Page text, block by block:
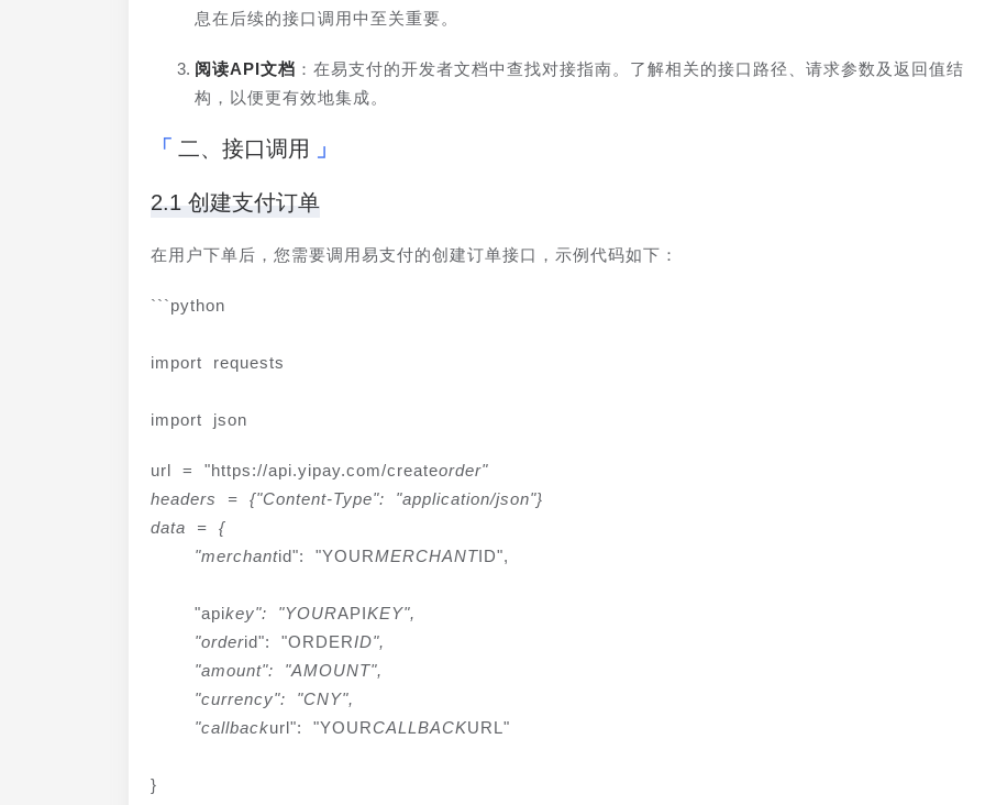
息在后续的接口调用中至关重要。
阅读API文档 ：在易支付的开发者文档中查找对接指南。了解相关的接口路径、请求参数及返回值结
构，以便更有效地集成。
二、接口调用
2.1 创建支付订单
在用户下单后，您需要调用易支付的创建订单接口，示例代码如下：
```python
import requests
import json
url = "https://api.yipay.com/createorder"
headers = {"Content-Type": "application/json"}
data = {
    "merchant
id": "YOURMERCHANTID",
    "api
key": "YOURAPIKEY",
    "order
id": "ORDERID",
    "callback
url": "YOURCALLBACKURL"
}